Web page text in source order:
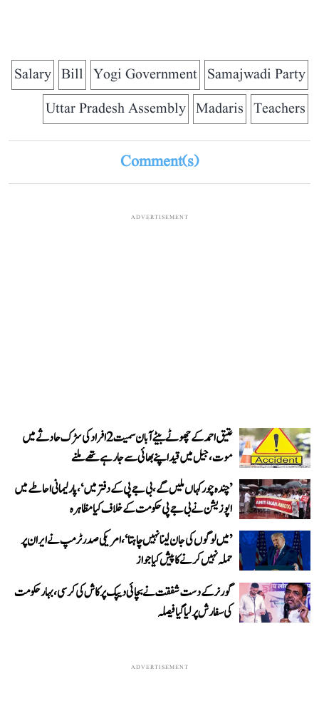
Samajwadi Party
Yogi Government
Bill
Salary
Teachers
Madaris
Uttar Pradesh Assembly
Comment(s)
ADVERTISEMENT
عتیق احمد کے چھوٹے بیٹے آبان سمیت 2 افراد کی سڑک حادثے میں
موت، جیل میں قید اپنے بھائی سے جا رہے تھے ملنے
’چندہ چور کہاں ملیں گے، بی جے پی کے دفتر میں‘، پارلیمانی احاطے میں
اپوزیشن نے بی جے پی حکومت کے خلاف کیا مظاہرہ
’میں لوگوں کی جان لینا نہیں چاہتا‘، امریکی صدر ٹرمپ نے ایران پر
حملہ نہیں کرنے کا پیش کیا جواز
گورنر کے دست شفقت نے بچائی دیپک پرکاش کی کرسی، بہار حکومت
کی سفارش پر لیا گیا فیصلہ
ADVERTISEMENT